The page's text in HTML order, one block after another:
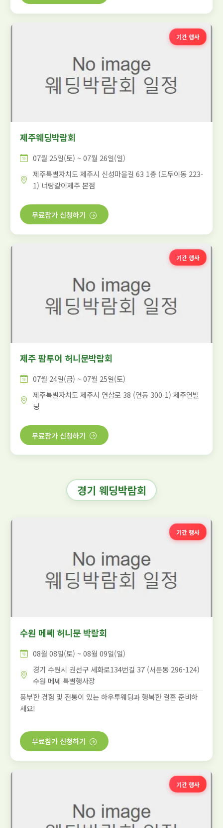
기간 행사
제주웨딩박람회
07월 25일(토) ~ 07월 26일(일)
제주특별자치도 제주시 신성마을길 63 1층 (도두이동 223-
1) 너랑같이제주 본점
무료참가 신청하기
기간 행사
제주 팜투어 허니문박람회
07월 24일(금) ~ 07월 25일(토)
제주특별자치도 제주시 연삼로 38 (연동 300-1) 제주연빌
딩
무료참가 신청하기
경기 웨딩박람회
기간 행사
수원 메쎄 허니문 박람회
08월 08일(토) ~ 08월 09일(일)
경기 수원시 권선구 세화로134번길 37 (서둔동 296-124)
수원 메쎄 특별행사장
풍부한 경험 및 전통이 있는 하우투웨딩과 행복한 결혼 준비하
세요!
무료참가 신청하기
기간 행사